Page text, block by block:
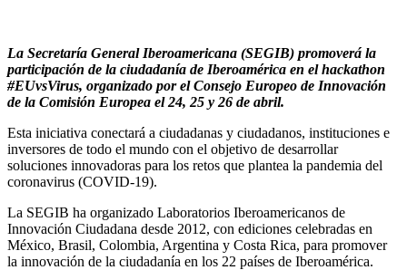
La Secretaría General Iberoamericana (SEGIB) promoverá la
participación de la ciudadanía de Iberoamérica en el hackathon
#EUvsVirus, organizado por el Consejo Europeo de Innovación
de la Comisión Europea el 24, 25 y 26 de abril.
Esta iniciativa conectará a ciudadanas y ciudadanos, instituciones e
inversores de todo el mundo con el objetivo de desarrollar
soluciones innovadoras para los retos que plantea la pandemia del
coronavirus (COVID-19).
La SEGIB ha organizado Laboratorios Iberoamericanos de
Innovación Ciudadana desde 2012, con ediciones celebradas en
México, Brasil, Colombia, Argentina y Costa Rica, para promover
la innovación de la ciudadanía en los 22 países de Iberoamérica.